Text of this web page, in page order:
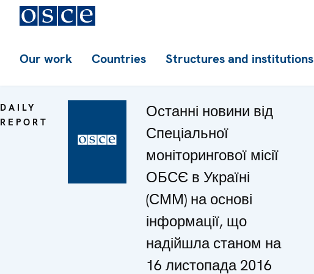
Our work Countries Structures and institutions
DAILY
REPORT
Останні новини від
Спеціальної
моніторингової місії
ОБСЄ в Україні
(СММ) на основі
інформації, що
надійшла станом на
16 листопада 2016